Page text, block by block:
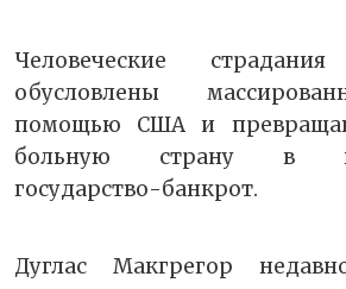
Человеческие
обусловлены
помощью США и
больную страну в
государство-банкрот.
Дуглас Макгрегор